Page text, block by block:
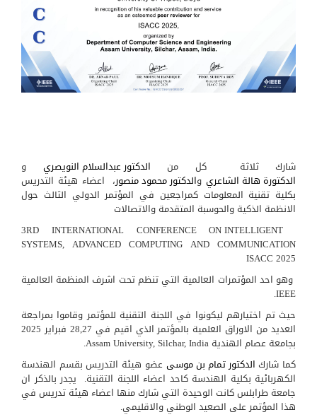
شارك ثلاثة كل من الدكتور عبدالسلام النويصري و
الدكتورة هالة الشاعريوالدكتور محمود منصور، اعضاء هيئة التدريس
بكلية تقنية المعلومات كمراجعين في المؤتمر الدولي الثالث حول
الانظمة الذكية والحوسبة المتقدمة والاتصالات
3RD INTERNATIONAL CONFERENCE ON INTELLIGENT
SYSTEMS, ADVANCED COMPUTING AND COMMUNICATION
ISACC 2025
وهو احد المؤتمرات العالمية التي تنظم تحت اشرف المنظمة العالمية
IEEE.
حيث تم اختيارهم ليكونوا في اللجنة التقنية للمؤتمر وقاموا بمراجعة
العديد من الاوراق العلمية بالمؤتمر الذي اقيم في 28,27 فبراير 2025
بجامعة عصام الهندية Assam University, Silchar, India.
كما شارك الدكتور تمام بن موسى عضو هيئة التدريس بقسم الهندسة
الكهربائية بكلية الهندسة كاحد اعضاء اللجنة التقنية. يجدر بالذكر ان
جامعة طرابلس كانت الوحيدة التي شارك منها اعضاء هيئة تدريس في
هذا المؤتمر على الصعيد الوطني والاقليمي.